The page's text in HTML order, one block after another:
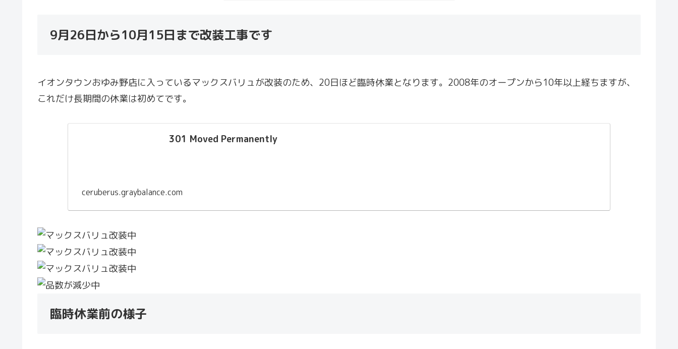
9月26日から10月15日まで改装工事です
イオンタウンおゆみ野店に入っているマックスバリュが改装のため、20日ほど臨時休業となります。2008年のオープンから10年以上経ちますが、
これだけ長期間の休業は初めてです。
301 Moved Permanently
ceruberus.graybalance.com
臨時休業前の様子